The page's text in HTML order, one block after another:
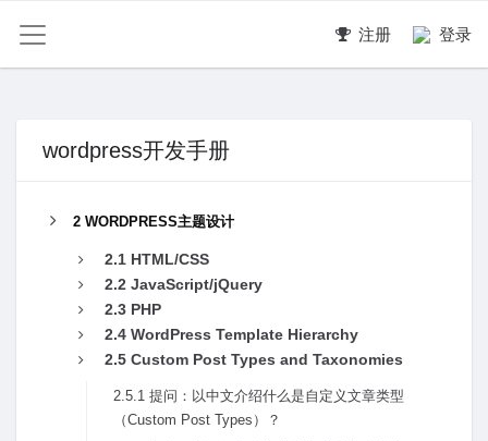
注册 登录
wordpress开发手册
2 WORDPRESS主题设计
2.1 HTML/CSS
2.2 JavaScript/jQuery
2.3 PHP
2.4 WordPress Template Hierarchy
2.5 Custom Post Types and Taxonomies
2.5.1 提问：以中⽂介绍什么是⾃定义⽂章类型
（Custom Post Types）？